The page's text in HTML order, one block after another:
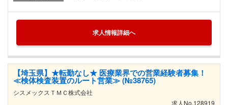
求人情報詳細へ
【埼玉県】★転勤なし★ 医療業界での営業経験者募集！
≪検体検査装置のルート営業≫ (№38765)
シスメックスＴＭＣ株式会社
求人No.128919